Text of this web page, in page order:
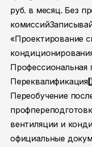
руб. в месяц. Без
«Проектирование
Профессиональная
Переобучение
вентиляции и
официальные